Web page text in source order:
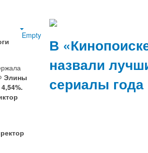
Empty
Элины
В
назвали
сериалы года